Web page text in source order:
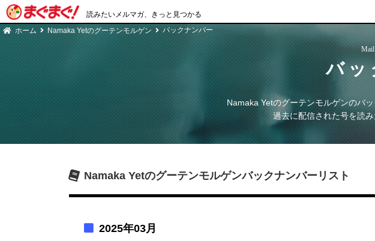
読みたいメルマガ、きっと見つかる
ホーム Namaka Yetのグーテンモルゲン バックナンバー
Mail
バッ
Namaka Yetのグーテンモルゲンのバ
過去に配信された号を読
Namaka Yetのグーテンモルゲンバックナンバーリスト
2025年03月